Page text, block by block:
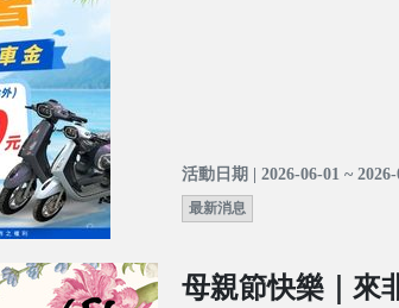
活動日期 | 2026-06-01 ~ 2026-
最新消息
母親節快樂｜來